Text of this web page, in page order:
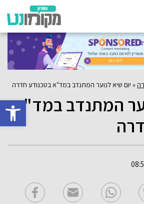
פתח
» יום שיא לנוער המתנדב במד"א בטכנודע חדרה
המתנדב במד"א